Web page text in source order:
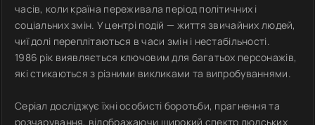
часів, коли країна переживала період політичних і
соціальних змін. У центрі подій — життя звичайних людей,
чиї долі переплітаються в часи змін і нестабільності.
1986 рік виявляється ключовим для багатьох персонажів,
які стикаються з різними викликами та випробуваннями.
Серіал досліджує їхні особисті боротьби, прагнення та
розчарування, відображаючи широкий спектр людських